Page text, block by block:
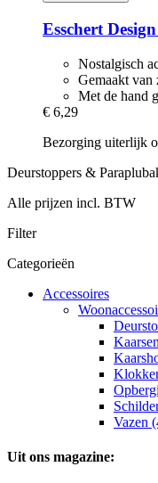
Esschert Design
Nostalgisch
Gemaakt van
Met de hand
€ 6,29
Bezorging uiterlijk
Deurstoppers &
Alle prijzen incl. BTW
Filter
Categorieën
Accessoires
Vazen
Uit ons magazine: